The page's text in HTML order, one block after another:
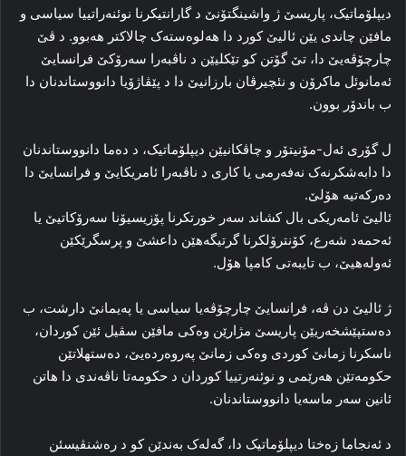
دیپلۆماتیک، پاریسێ ژ واشینگتۆنێ د گارانتیکرنا نوئنەراتییا سیاسی و
مافێن چاندی یێن ئالیێ کورد دا هه‌لوه‌سته‌ک چالاکتر هەبوو. د ڤێ
چارچۆڤه‌یێ دا، تێ گۆتن کو تێکلیێن د ناڤبه‌را سه‌رۆکێ فرانسایێ
ئه‌مانوئل ماکرۆن و نئچیرڤان بارزانیێ دا د پێڤاژۆیا دانووستاندنان دا
ب باندۆر بوون.
ل گۆری ئەل-مۆنیتۆر و چاڤکانیێن دیپلۆماتیک، د ده‌ما دانووستاندنان
دا دابه‌شکرنه‌ک نه‌فه‌رمی یا کاری د ناڤبه‌را ئامریکایێ و فرانسایێ دا
ده‌رکه‌تیه‌ هۆلێ.
ئالیێ ئامه‌ریکی بال کشاند سه‌ر خورتکرنا پۆزیسیۆنا سه‌رۆکاتیێ یا
ئه‌حمه‌د شەرع، کۆنترۆلکرنا گرتیگه‌هێن داعشێ و پرسگرێکێن
ئه‌وله‌هیێ، ب تایبه‌تی کامپا هۆل.
ژ ئالیێ دن ڤه‌، فرانسایێ چارچۆڤه‌یا سیاسی یا په‌یمانێ دارشت، ب
ده‌ستپێشخه‌ریێن پاریسێ مژارێن وه‌کی مافێن سڤیل ئێن کوردان،
ناسکرنا زمانێ کوردی وه‌کی زمانێ په‌روه‌رده‌یێ، ده‌ستهلاتێن
حکومه‌تێن هه‌رێمی و نوئنەرتییا کوردان د حکومه‌تا ناڤه‌ندی دا هاتن
ئانین سه‌ر ماسه‌یا دانووستاندنان.
د ئه‌نجاما زه‌ختا دیپلۆماتیک دا، گه‌له‌ک به‌ندێن کو د رەشنڤیسئن